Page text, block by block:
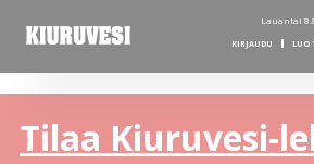
Lauantai
KIRJAUDU LUO
Tilaa Kiuruvesi-